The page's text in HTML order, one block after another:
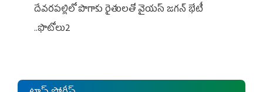
దేవరపల్లిలో పొగాకు రైతులతో వైయస్ జగన్ భేటీ
..ఫొటోలు2